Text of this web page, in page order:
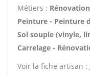
Métiers :
Peinture - Peinture
Sol souple (vinyle,
Carrelage -
Voir la fiche artisan :